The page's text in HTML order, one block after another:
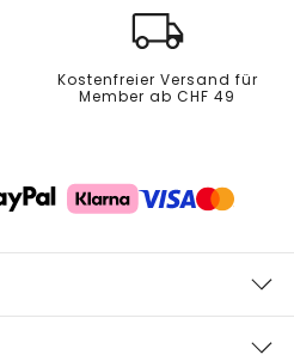
Kostenfreier Versand für
Member ab CHF 49